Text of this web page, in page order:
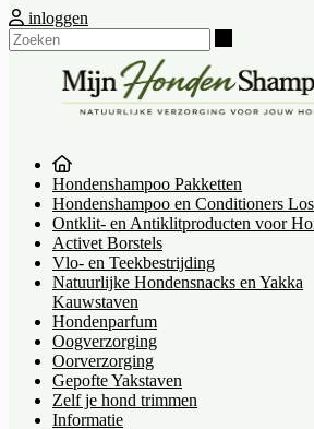
inloggen
Hondenshampoo Pakketten
Hondenshampoo en Conditioners Los
Ontklit- en Antiklitproducten voor
Activet Borstels
Vlo- en Teekbestrijding
Natuurlijke Hondensnacks en Yakka
Kauwstaven
Hondenparfum
Oogverzorging
Oorverzorging
Gepofte Yakstaven
Zelf je hond trimmen
Informatie